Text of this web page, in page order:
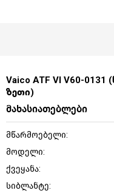
Vaico ATF VI V60-
ზეთი)
მახასიათებლები
მწარმოებელი:
მოდელი:
ქვეყანა:
სიბლანტე: